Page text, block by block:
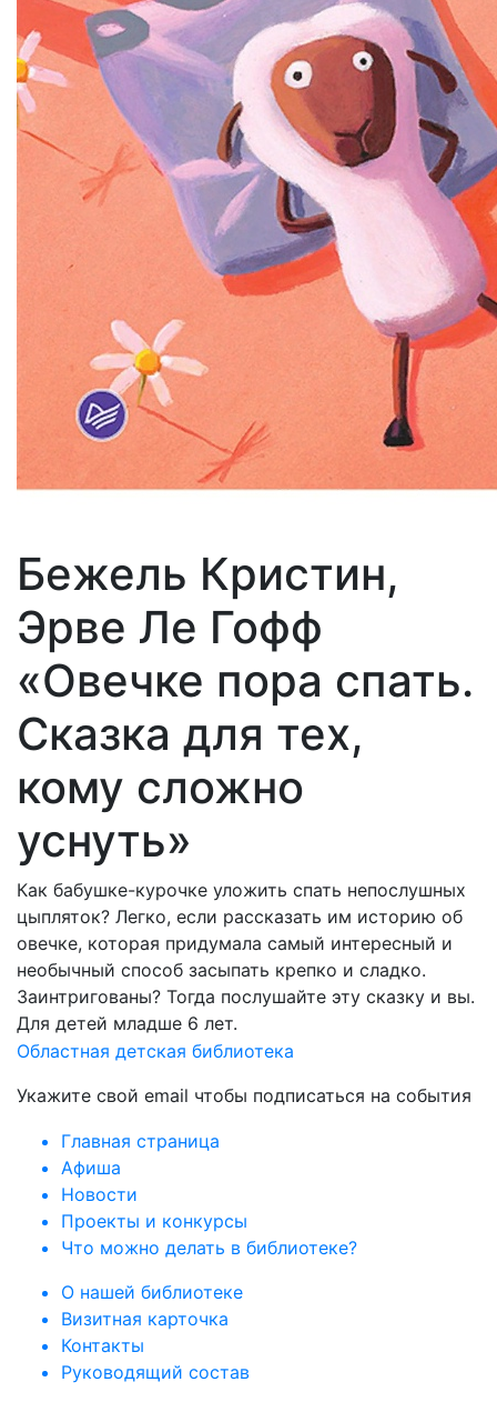
Бежель Кристин,
Эрве Ле Гофф
«Овечке пора спать.
Сказка для тех,
кому сложно
уснуть»
Как бабушке-курочке уложить спать непослушных
цыпляток? Легко, если рассказать им историю об
овечке, которая придумала самый интересный и
необычный способ засыпать крепко и сладко.
Заинтригованы? Тогда послушайте эту сказку и вы.
Для детей младше 6 лет.
Областная детская библиотека
Укажите свой email чтобы подписаться на события
Главная страница
Афиша
Новости
Проекты и конкурсы
Что можно делать в библиотеке?
О нашей библиотеке
Визитная карточка
Контакты
Руководящий состав